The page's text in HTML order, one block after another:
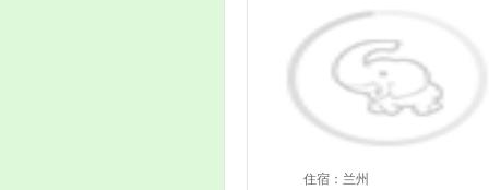
住宿：兰州